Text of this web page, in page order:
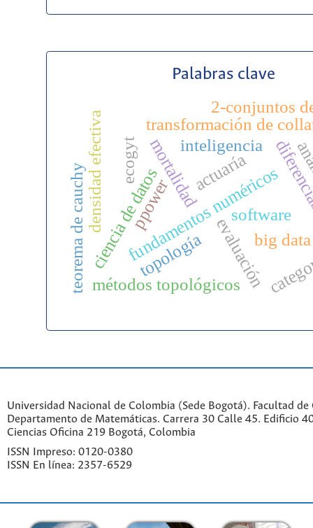
Palabras clave
mortalidadactuaría
fundamentos numéricos
evaluación
ciencia de datos
métodos topológicos
inteligencia
software
big data
ppower
teorema de cauchy
transformación de
2-conjuntos
densidad efectiva ecogyt
topología
Universidad Nacional de Colombia (Sede Bogotá). Facultad de
Departamento de Matemáticas. Carrera 30 Calle 45. Edificio
Ciencias Oficina 219 Bogotá, Colombia
ISSN Impreso: 0120-0380
ISSN En línea: 2357-6529